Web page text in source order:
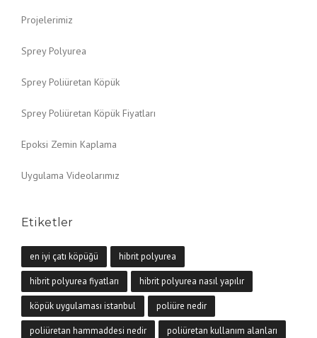
Projelerimiz
Sprey Polyurea
Sprey Poliüretan Köpük
Sprey Poliüretan Köpük Fiyatları
Epoksi Zemin Kaplama
Uygulama Videolarımız
Etiketler
en iyi çatı köpüğü hibrit polyurea
hibrit polyurea fiyatları hibrit polyurea nasıl yapılır
köpük uygulaması istanbul poliüre nedir
poliüretan hammaddesi nedir poliüretan kullanım alanları